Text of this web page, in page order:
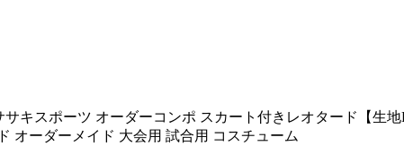
キスポーツ オーダーコンポ スカート付きレオタード【生
オーダーメイド 大会用 試合用 コスチューム